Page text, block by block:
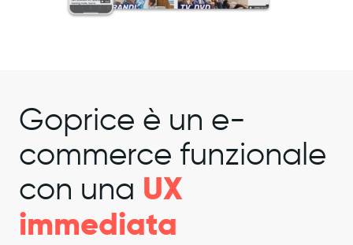
Goprice è un e-
commerce funzionale
con una UX
immediata